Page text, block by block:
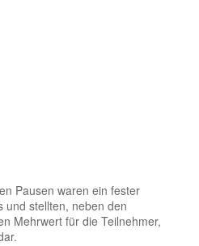
Pausen waren ein fester
und stellten, neben den
Mehrwert für die Teilnehmer,